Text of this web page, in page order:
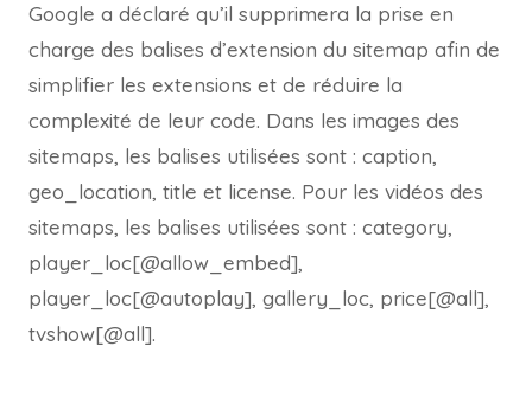
Google a déclaré qu’il supprimera la prise en
charge des balises d’extension du sitemap afin de
simplifier les extensions et de réduire la
complexité de leur code. Dans les images des
sitemaps, les balises utilisées sont : caption,
geo_location, title et license. Pour les vidéos des
sitemaps, les balises utilisées sont : category,
player_loc[@allow_embed],
player_loc[@autoplay], gallery_loc, price[@all],
tvshow[@all].